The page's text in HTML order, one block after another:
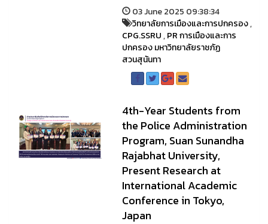
03 June 2025 09:38:34
วิทยาลัยการเมืองและการปกครอง,
CPG.SSRU,PR การเมืองและการ
ปกครอง มหาวิทยาลัยราชภัฏ
สวนสุนันทา
4th-Year Students from
the Police Administration
Program, Suan Sunandha
Rajabhat University,
Present Research at
International Academic
Conference in Tokyo,
Japan